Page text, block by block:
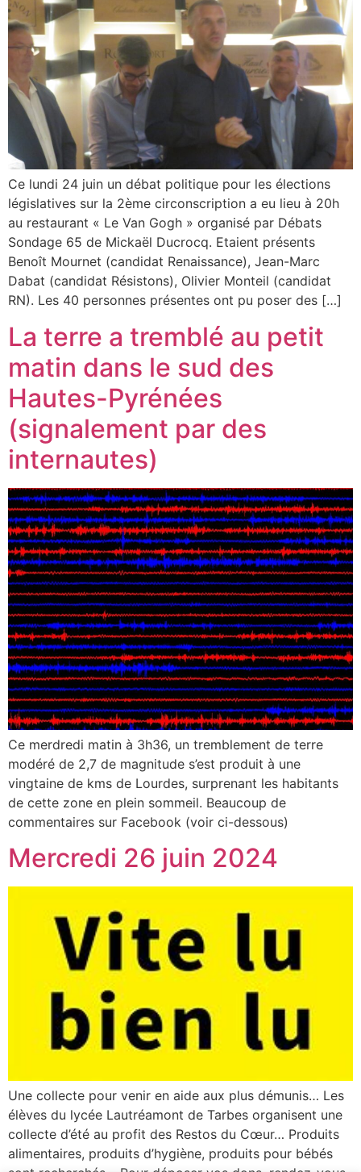
Ce lundi 24 juin un débat politique pour les élections
législatives sur la 2ème circonscription a eu lieu à 20h
au restaurant « Le Van Gogh » organisé par Débats
Sondage 65 de Mickaël Ducrocq. Etaient présents
Benoît Mournet (candidat Renaissance), Jean-Marc
Dabat (candidat Résistons), Olivier Monteil (candidat
RN). Les 40 personnes présentes ont pu poser des […]
La terre a tremblé au petit
matin dans le sud des
Hautes-Pyrénées
(signalement par des
internautes)
Ce merdredi matin à 3h36, un tremblement de terre
modéré de 2,7 de magnitude s’est produit à une
vingtaine de kms de Lourdes, surprenant les habitants
de cette zone en plein sommeil. Beaucoup de
commentaires sur Facebook (voir ci-dessous)
Mercredi 26 juin 2024
Une collecte pour venir en aide aux plus démunis… Les
élèves du lycée Lautréamont de Tarbes organisent une
collecte d’été au profit des Restos du Cœur… Produits
alimentaires, produits d’hygiène, produits pour bébés